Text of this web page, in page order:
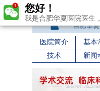
医院简介 基本
技术
新闻
您好！
我是合肥华夏医院医生